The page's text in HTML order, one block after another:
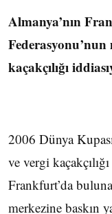
Almanya’nın
Federasyonu’nun
kaçakçılığı
2006 Dünya
ve vergi
Frankfurt’da
merkezine baskın